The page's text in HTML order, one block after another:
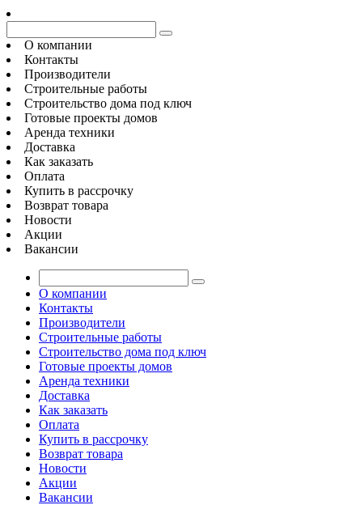
О компании
Контакты
Производители
Строительные работы
Строительство дома под ключ
Готовые проекты домов
Аренда техники
Доставка
Как заказать
Оплата
Купить в рассрочку
Возврат товара
Новости
Акции
Вакансии
О компании
Контакты
Производители
Строительные работы
Строительство дома под ключ
Готовые проекты домов
Аренда техники
Доставка
Как заказать
Оплата
Купить в рассрочку
Возврат товара
Новости
Акции
Вакансии